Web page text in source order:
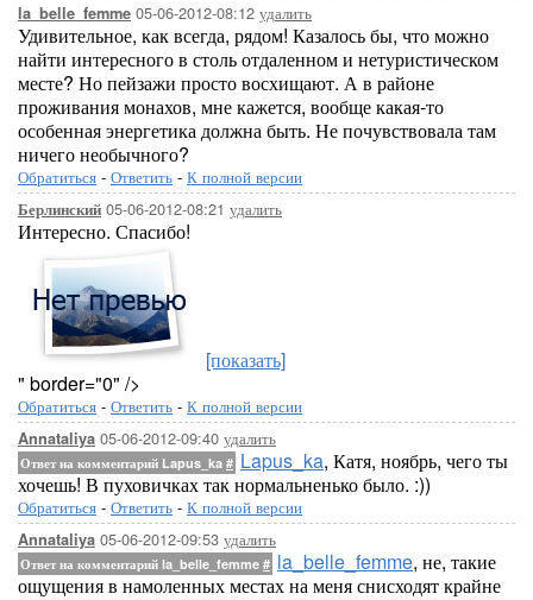
la_belle_femme 05-06-2012-08:12 удалить
Удивительное, как всегда, рядом! Казалось бы, что можно
найти интересного в столь отдаленном и нетуристическом
месте? Но пейзажи просто восхищают. А в районе
проживания монахов, мне кажется, вообще какая-то
особенная энергетика должна быть. Не почувствовала там
ничего необычного?
Обратиться - Ответить - К полной версии
Берлинский 05-06-2012-08:21 удалить
Интересно. Спасибо!
[показать]
" border="0" />
Обратиться - Ответить - К полной версии
Annataliya 05-06-2012-09:40 удалить
Ответ на комментарий Lapus_ka # Lapus_ka, Катя, ноябрь, чего ты
хочешь! В пуховичках так нормальненько было. :))
Обратиться - Ответить - К полной версии
Annataliya 05-06-2012-09:53 удалить
Ответ на комментарий la_belle_femme # la_belle_femme, не, такие
ощущения в намоленных местах на меня снисходят крайне